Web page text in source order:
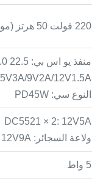
220 فولت 50 هرتز (موجة جيبية نقية)
5V3A/9V2A/12V1.5A
النوع سي: PD45W
DC5521 × 2: 12V5A
ولاعة السجائر: 12V9A
5 واط